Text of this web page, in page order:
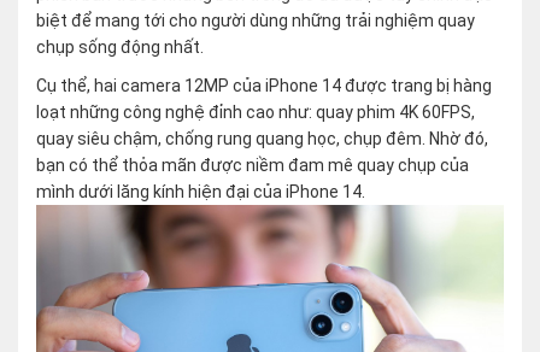
biệt để mang tới cho người dùng những trải nghiệm quay
chụp sống động nhất.
Cụ thể, hai camera 12MP của iPhone 14 được trang bị hàng
loạt những công nghệ đỉnh cao như: quay phim 4K 60FPS,
quay siêu chậm, chống rung quang học, chụp đêm. Nhờ đó,
bạn có thể thỏa mãn được niềm đam mê quay chụp của
mình dưới lăng kính hiện đại của iPhone 14.